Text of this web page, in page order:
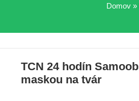
Domov »
TCN 24 hodín
maskou na tvár